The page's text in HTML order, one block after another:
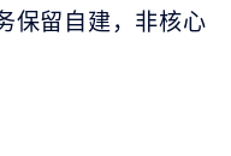
保留自建，非核心